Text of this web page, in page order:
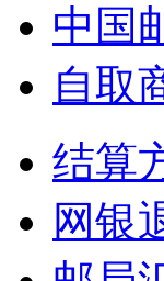
中国
自取
结算
网银